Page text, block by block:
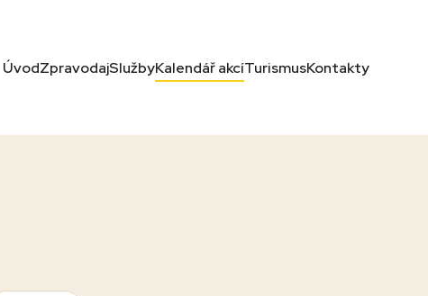
ÚvodZpravodajSlužbyKalendář akcíTurismusKontakty